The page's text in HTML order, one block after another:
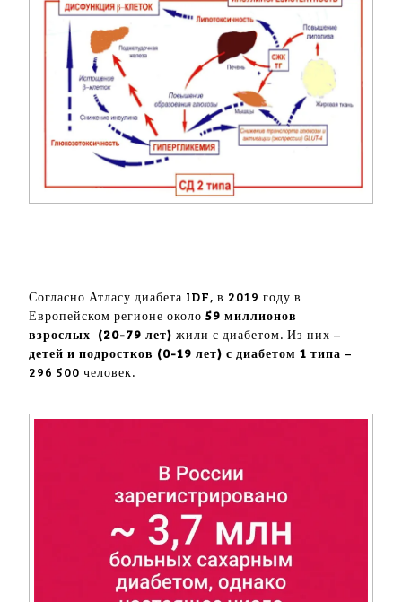
Согласно Атласу диабета IDF, в 2019 году в
Европейском регионе около 59 миллионов
взрослых (20-79 лет) жили с диабетом. Из них –
детей и подростков (0-19 лет) с диабетом 1 типа –
296 500 человек.